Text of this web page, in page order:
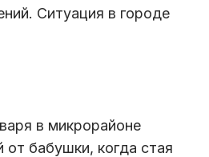
Ситуация в городе
в микрорайоне
бабушки, когда стая